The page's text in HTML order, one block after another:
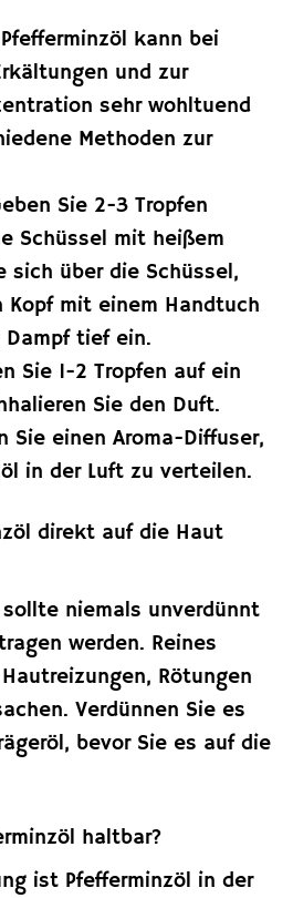
kann bei
und zur
sehr wohltuend
Methoden zur
Sie 2-3 Tropfen
Schüssel mit heißem
sich über die Schüssel,
Kopf mit einem Handtuch
tief ein.
Sie 1-2 Tropfen auf ein
Sie den Duft.
Sie einen Aroma-Diffuser,
in der Luft zu verteilen.
direkt auf die Haut
niemals unverdünnt
werden. Reines
Rötungen
Verdünnen Sie es
bevor Sie es auf die
haltbar?
ist Pfefferminzöl in der